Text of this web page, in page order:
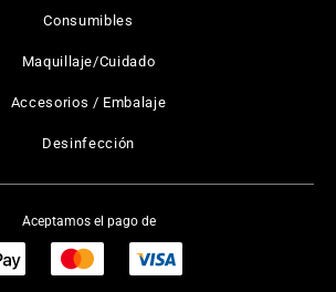
Consumibles
Maquillaje/Cuidado
Accesorios / Embalaje
Desinfección
Aceptamos el pago de